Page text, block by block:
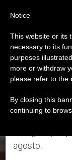
ÚLTIMAS
Aviso
Del 27 de
anual,
se generan
agosto.
Notice
This website or its
necessary to its
purposes
more or withdraw
please refer to the
By closing this
continuing to